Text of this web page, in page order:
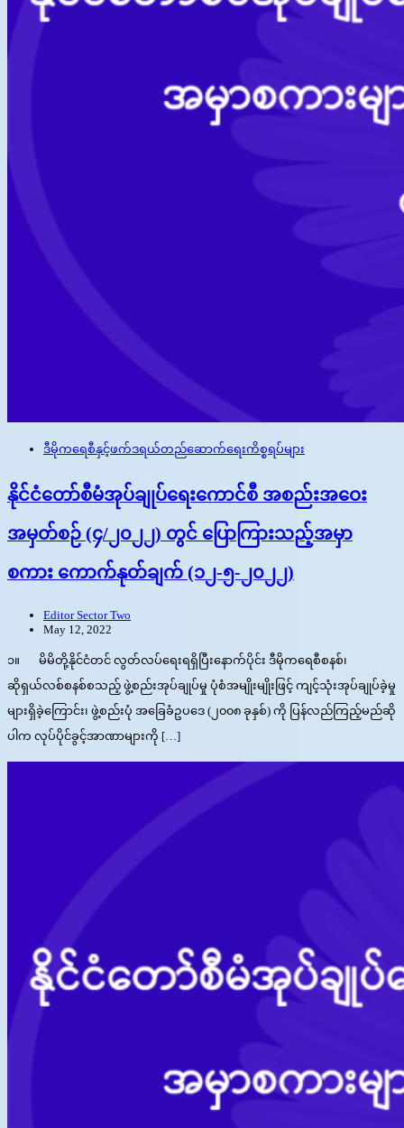
ဒီမိုကရေစီနှင့်ဖက်ဒရယ်တည်ဆောက်‌ရေးကိစ္စရပ်များ
နိုင်ငံတော်စီမံအုပ်ချုပ်ရေးကောင်စီ အစည်းအဝေး
အမှတ်စဉ် (၄/၂၀၂၂) တွင် ပြောကြားသည့်အမှာ
စကား ကောက်နုတ်ချက် (၁၂-၅-၂၀၂၂)
Editor Sector Two
May 12, 2022
၁။ မိမိတို့နိုင်ငံတင် လွတ်လပ်ရေးရရှိပြီးနောက်ပိုင်း ဒီမိုကရေစီစနစ်၊
ဆိုရှယ်လစ်စနစ်စသည့် ဖွဲ့စည်းအုပ်ချုပ်မှု ပုံစံအမျိုးမျိုးဖြင့် ကျင့်သုံးအုပ်ချုပ်ခဲ့မှု
များရှိခဲ့ကြောင်း၊ ဖွဲ့စည်းပုံ အခြေခံဥပဒေ (၂၀၀၈ ခုနှစ်) ကို ပြန်လည်ကြည့်မည်ဆို
ပါက လုပ်ပိုင်ခွင့်အာဏာများကို […]